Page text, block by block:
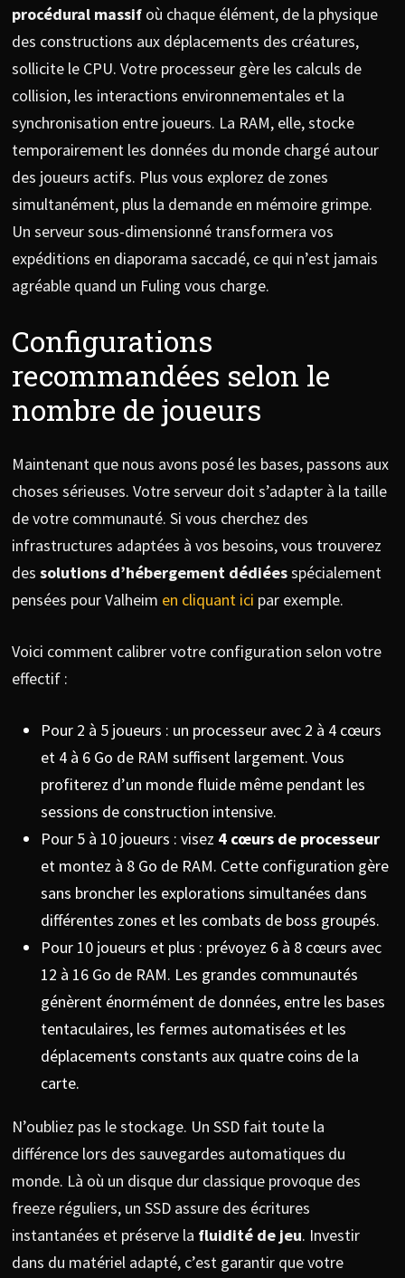
procédural massifoù chaque élément, de la physique
des constructions aux déplacements des créatures,
sollicite le CPU. Votre processeur gère les calculs de
collision, les interactions environnementales et la
synchronisation entre joueurs. La RAM, elle, stocke
temporairement les données du monde chargé autour
des joueurs actifs. Plus vous explorez de zones
simultanément, plus la demande en mémoire grimpe.
Un serveur sous-dimensionné transformera vos
expéditions en diaporama saccadé, ce qui n’est jamais
agréable quand un Fuling vous charge.
Configurations
recommandées selon le
nombre de joueurs
Maintenant que nous avons posé les bases, passons aux
choses sérieuses. Votre serveur doit s’adapter à la taille
de votre communauté. Si vous cherchez des
infrastructures adaptées à vos besoins, vous trouverez
des solutions d’hébergement dédiéesspécialement
pensées pour Valheim en cliquant ici par exemple.
Voici comment calibrer votre configuration selon votre
effectif :
Pour 2 à 5 joueurs : un processeur avec 2 à 4 cœurs
et 4 à 6 Go de RAM suffisent largement. Vous
profiterez d’un monde fluide même pendant les
sessions de construction intensive.
Pour 5 à 10 joueurs : visez 4 cœurs de processeur
et montez à 8 Go de RAM. Cette configuration gère
sans broncher les explorations simultanées dans
différentes zones et les combats de boss groupés.
Pour 10 joueurs et plus : prévoyez 6 à 8 cœurs avec
12 à 16 Go de RAM. Les grandes communautés
génèrent énormément de données, entre les bases
tentaculaires, les fermes automatisées et les
déplacements constants aux quatre coins de la
carte.
N’oubliez pas le stockage. Un SSD fait toute la
différence lors des sauvegardes automatiques du
monde. Là où un disque dur classique provoque des
freeze réguliers, un SSD assure des écritures
instantanées et préserve la fluidité de jeu. Investir
dans du matériel adapté, c’est garantir que votre